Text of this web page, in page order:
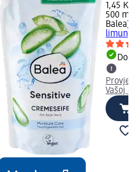
1,45 KM
500 ml
Balea
limun,
Vašoj